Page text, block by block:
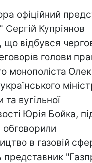
офіційний
Сергій Купріянов
що відбувся
голови
монополіста
та вугільної
Юрія Бойка,
обговорили
в газовій
представник